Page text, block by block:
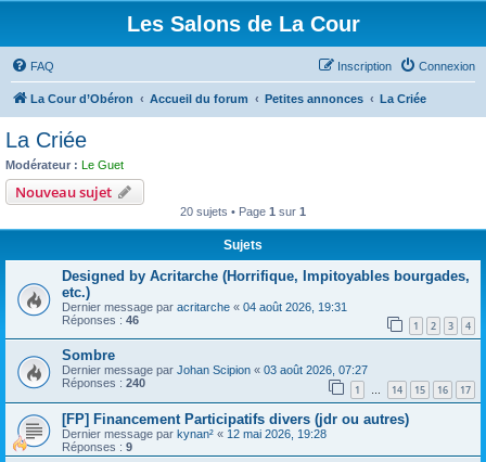
Les Salons de La Cour
FAQ Connexion
Inscription
La Cour d’Obéron Accueil du forum Petites annonces La Criée
La Criée
Modérateur : Le Guet
Nouveau sujet
20 sujets • Page 1 sur 1
Sujets
Designed by Acritarche (Horrifique, Impitoyables bourgades,
etc.)
Dernier message par acritarche « 04 août 2026, 19:31
Réponses : 46 1 2 3 4
Sombre
Dernier message par Johan Scipion « 03 août 2026, 07:27
Réponses : 240 1 … 14 15 16 17
[FP] Financement Participatifs divers (jdr ou autres)
Dernier message par kynan² « 12 mai 2026, 19:28
Réponses : 9